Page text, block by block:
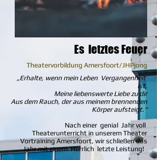
Es letztes Feuer
Theatervorbildung Amersfoort/JHPjong
„Erhalte, wenn mein Leben Vergangenheit
ist,
Meine liebenswerte Liebe zu dir
Aus dem Rauch, der aus meinem brennenden
Körper aufsteigt.“
Nach einer genial Jahr voll
Theaterunterricht in unserem Theater
Vortraining Amersfoort, wir schließen das
Jahr mit einem Herrlich letzte Leistung!